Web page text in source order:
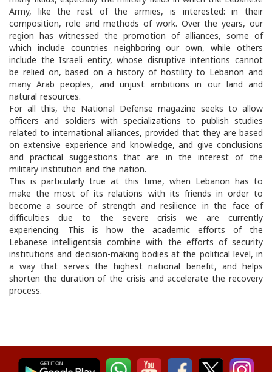
Army, like the rest of the armies, is interested: in their
composition, role and methods of work. Over the years, our
region has witnessed the promotion of alliances, some of
which include countries neighboring our own, while others
include the Israeli entity, whose disruptive intentions cannot
be relied on, based on a history of hostility to Lebanon and
many Arab peoples, and unjust ambitions in our land and
natural resources.
For all this, the National Defense magazine seeks to allow
officers and soldiers with specializations to publish studies
related to international alliances, provided that they are based
on extensive experience and knowledge, and give conclusions
and practical suggestions that are in the interest of the
military institution and the nation.
This is particularly true at this time, when Lebanon has to
make the most of its relations with its friends in order to
become a source of strength and resilience in the face of
difficulties due to the severe crisis we are currently
experiencing. This is how the academic efforts of the
Lebanese intelligentsia combine with the efforts of security
institutions and decision-making bodies at the political level, in
a way that serves the highest national benefit, and helps
shorten the duration of the crisis and accelerate the recovery
process.